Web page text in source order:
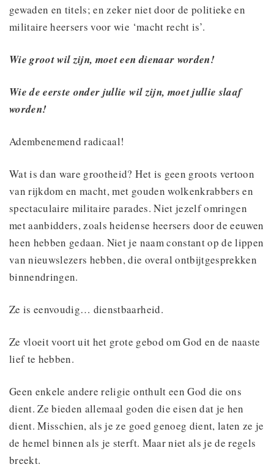
gewaden en titels; en zeker niet door de politieke en
militaire heersers voor wie ‘macht recht is’.
Wie groot wil zijn, moet een dienaar worden!
Wie de eerste onder jullie wil zijn, moet jullie slaaf
worden!
Adembenemend radicaal!
Wat is dan ware grootheid? Het is geen groots vertoon
van rijkdom en macht, met gouden wolkenkrabbers en
spectaculaire militaire parades. Niet jezelf omringen
met aanbidders, zoals heidense heersers door de eeuwen
heen hebben gedaan. Niet je naam constant op de lippen
van nieuwslezers hebben, die overal ontbijtgesprekken
binnendringen.
Ze is eenvoudig… dienstbaarheid.
Ze vloeit voort uit het grote gebod om God en de naaste
lief te hebben.
Geen enkele andere religie onthult een God die ons
dient. Ze bieden allemaal goden die eisen dat je hen
dient. Misschien, als je ze goed genoeg dient, laten ze je
de hemel binnen als je sterft. Maar niet als je de regels
breekt.